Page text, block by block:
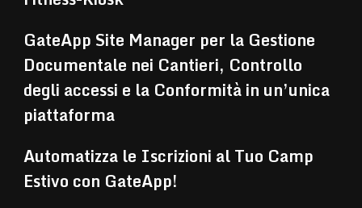
GateApp Site Manager per la Gestione
Documentale nei Cantieri, Controllo
degli accessi e la Conformità in un’unica
piattaforma
Automatizza le Iscrizioni al Tuo Camp
Estivo con GateApp!